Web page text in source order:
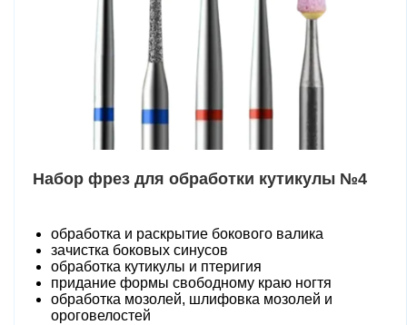
Набор фрез для обработки кутикулы №4
обработка и раскрытие бокового валика
зачистка боковых синусов
обработка кутикулы и птеригия
придание формы свободному краю ногтя
обработка мозолей, шлифовка мозолей и
ороговелостей